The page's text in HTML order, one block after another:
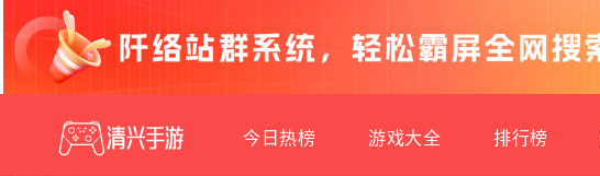
今日热榜 游戏大全 排行榜